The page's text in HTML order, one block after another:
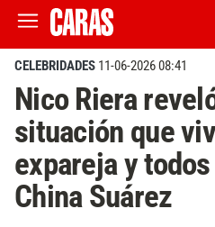
CELEBRIDADES 11-06-2026 08:41
Nico Riera
situación que
expareja y
China Suárez